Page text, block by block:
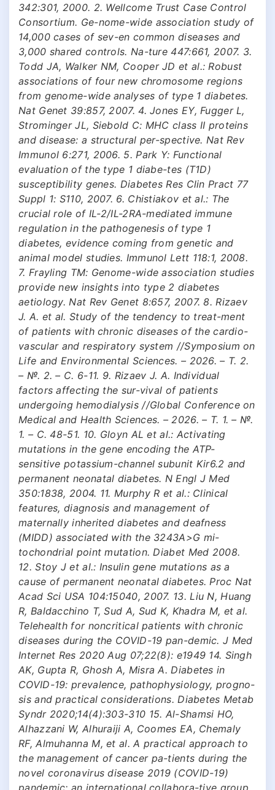
342:301, 2000. 2. Wellcome Trust Case Control
Consortium. Ge-nome-wide association study of
14,000 cases of sev-en common diseases and
3,000 shared controls. Na-ture 447:661, 2007. 3.
Todd JA, Walker NM, Cooper JD et al.: Robust
associations of four new chromosome regions
from genome-wide analyses of type 1 diabetes.
Nat Genet 39:857, 2007. 4. Jones EY, Fugger L,
Strominger JL, Siebold С: MHC class II proteins
and disease: a structural per-spective. Nat Rev
Immunol 6:271, 2006. 5. Park Y: Functional
evaluation of the type 1 diabe-tes (T1D)
susceptibility genes. Diabetes Res Clin Pract 77
Suppl 1: S110, 2007. 6. Chistiakov et al.: The
crucial role of IL-2/IL-2RA-mediated immune
regulation in the pathogenesis of type 1
diabetes, evidence coming from genetic and
animal model studies. Immunol Lett 118:1, 2008.
7. Frayling TM: Genome-wide association studies
provide new insights into type 2 diabetes
aetiology. Nat Rev Genet 8:657, 2007. 8. Rizaev
J. A. et al. Study of the tendency to treat-ment
of patients with chronic diseases of the cardio-
vascular and respiratory system //Symposium on
Life and Environmental Sciences. – 2026. – Т. 2.
– №. 2. – С. 6-11. 9. Rizaev J. A. Individual
factors affecting the sur-vival of patients
undergoing hemodialysis //Global Conference on
Medical and Health Sciences. – 2026. – Т. 1. – №.
1. – С. 48-51. 10. Gloyn AL et al.: Activating
mutations in the gene encoding the ATP-
sensitive potassium-channel subunit Kir6.2 and
permanent neonatal diabetes. N Engl J Med
350:1838, 2004. 11. Murphy R et al.: Clinical
features, diagnosis and management of
maternally inherited diabetes and deafness
(MIDD) associated with the 3243A>G mi-
tochondrial point mutation. Diabet Med 2008.
12. Stoy J et al.: Insulin gene mutations as a
cause of permanent neonatal diabetes. Proc Nat
Acad Sci USA 104:15040, 2007. 13. Liu N, Huang
R, Baldacchino T, Sud A, Sud K, Khadra M, et al.
Telehealth for noncritical patients with chronic
diseases during the COVID-19 pan-demic. J Med
Internet Res 2020 Aug 07;22(8): e1949 14. Singh
AK, Gupta R, Ghosh A, Misra A. Diabetes in
COVID-19: prevalence, pathophysiology, progno-
sis and practical considerations. Diabetes Metab
Syndr 2020;14(4):303-310 15. Al-Shamsi HO,
Alhazzani W, Alhuraiji A, Coomes EA, Chemaly
RF, Almuhanna M, et al. A practical approach to
the management of cancer pa-tients during the
novel coronavirus disease 2019 (COVID-19)
pandemic: an international collabora-tive group.